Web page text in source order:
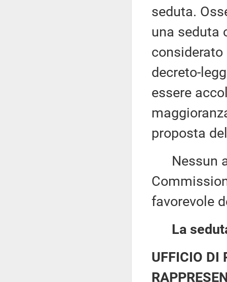
seduta.
una seduta
decreto-
essere
proposta
Nessun
favorevole
La
UFFICIO DI